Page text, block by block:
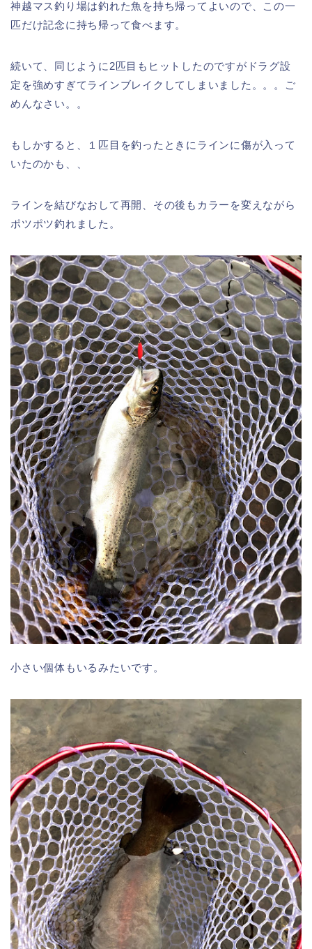
神越マス釣り場は釣れた魚を持ち帰ってよいので、この一
匹だけ記念に持ち帰って食べます。
続いて、同じように2匹目もヒットしたのですがドラグ設
定を強めすぎてラインブレイクしてしまいました。。。ご
めんなさい。。
もしかすると、１匹目を釣ったときにラインに傷が入って
いたのかも、、
ラインを結びなおして再開、その後もカラーを変えながら
ポツポツ釣れました。
小さい個体もいるみたいです。